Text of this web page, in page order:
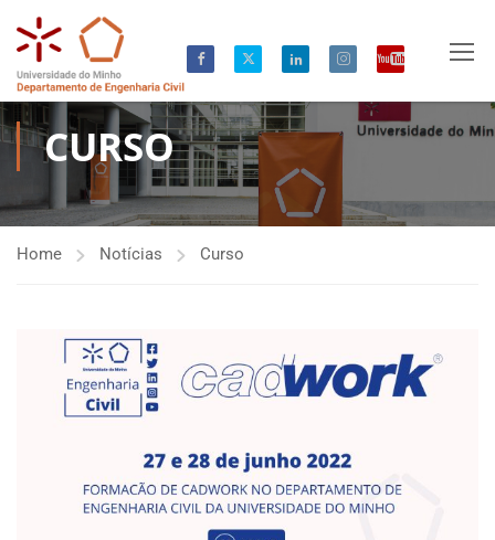
CURSO
Home Notícias Curso